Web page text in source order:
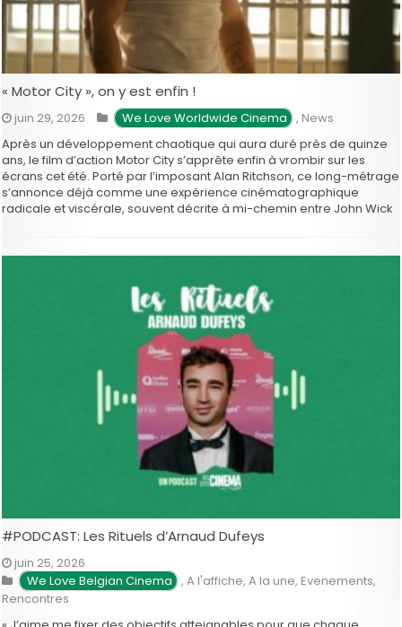
« Motor City », on y est enfin !
juin 29, 2026 We Love Worldwide Cinema , News
Après un développement chaotique qui aura duré près de quinze
ans, le film d’action Motor City s’apprête enfin à vrombir sur les
écrans cet été. Porté par l’imposant Alan Ritchson, ce long-métrage
s’annonce déjà comme une expérience cinématographique
radicale et viscérale, souvent décrite à mi-chemin entre John Wick
#PODCAST: Les Rituels d’Arnaud Dufeys
juin 25, 2026
We Love Belgian Cinema ,A l'affiche,A la une, Evenements,
Rencontres